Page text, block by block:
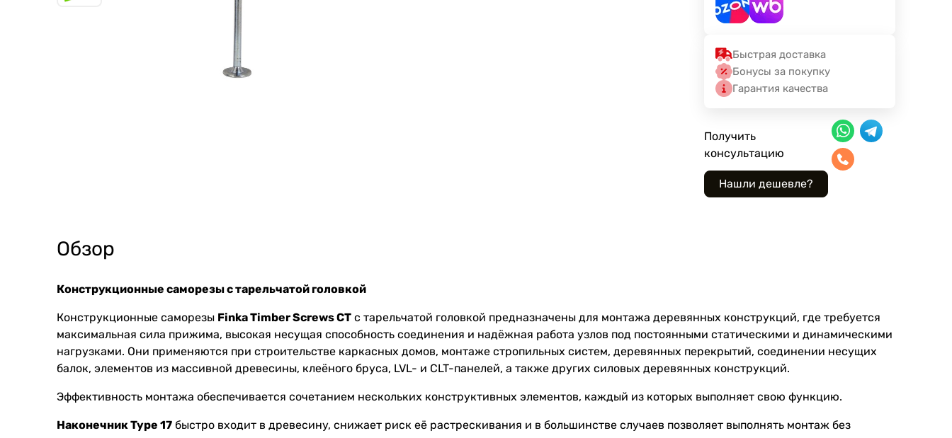
Быстрая доставка
Бонусы за покупку
Гарантия качества
Получить
консультацию
Обзор
Конструкционные саморезы с тарельчатой головкой
Конструкционные саморезы Finka Timber Screws CT с тарельчатой головкой предназначены для монтажа деревянных конструкций, где требуется
максимальная сила прижима, высокая несущая способность соединения и надёжная работа узлов под постоянными статическими и динамическими
нагрузками. Они применяются при строительстве каркасных домов, монтаже стропильных систем, деревянных перекрытий, соединении несущих
балок, элементов из массивной древесины, клеёного бруса, LVL- и CLT-панелей, а также других силовых деревянных конструкций.
Эффективность монтажа обеспечивается сочетанием нескольких конструктивных элементов, каждый из которых выполняет свою функцию.
Наконечник Type 17 быстро входит в древесину, снижает риск её растрескивания и в большинстве случаев позволяет выполнять монтаж без